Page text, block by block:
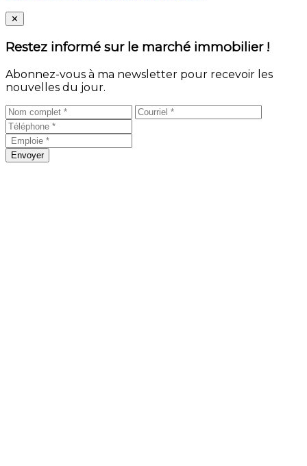
Close
✕
Restez informé sur le marché immobilier !
Abonnez-vous à ma newsletter pour recevoir les
nouvelles du jour.
Envoyer